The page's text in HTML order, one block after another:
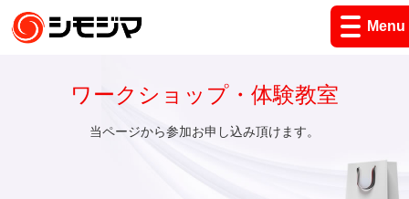
Menu
ワークショップ・体験教室
当ページから参加お申し込み頂けます。